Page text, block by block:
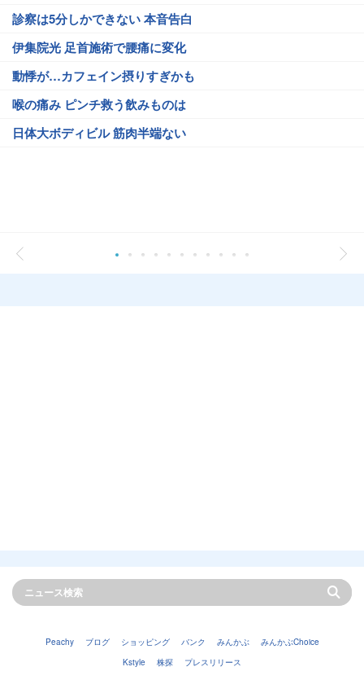
診察は5分しかできない 本音告白
伊集院光 足首施術で腰痛に変化
動悸が…カフェイン摂りすぎかも
喉の痛み ピンチ救う飲みものは
日体大ボディビル 筋肉半端ない
Peachy ブログ ショッピング バンク みんかぶ
みんかぶChoice
Kstyle
株探 プレスリリース